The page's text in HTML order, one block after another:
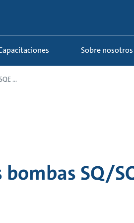
Capacitaciones Sobre nosotros
...
SQ/